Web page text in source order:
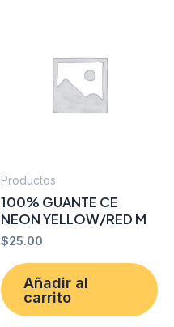
Productos
100% GUANTE CE
NEON YELLOW/RED M
$25.00
Añadir al
carrito